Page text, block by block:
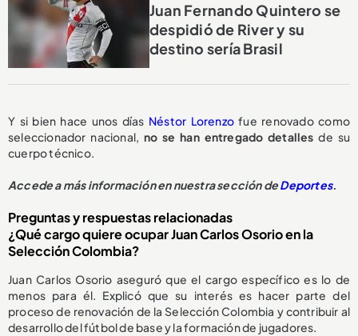
Juan Fernando Quintero se
despidió de River y su
destino sería Brasil
Y si bien hace unos días Néstor Lorenzofue renovado como
seleccionador nacional, no se han entregado detalles de su
cuerpo técnico.
Accede a más información en nuestra sección deDeportes.
Preguntas y respuestas relacionadas
¿Qué cargo quiere ocupar Juan Carlos Osorio en la
Selección Colombia?
Juan Carlos Osorio aseguró que el cargo específico es lo de
menos para él. Explicó que su interés es hacer parte del
proceso de renovación de la Selección Colombia y contribuir al
desarrollo del fútbol de base y la formación de jugadores.